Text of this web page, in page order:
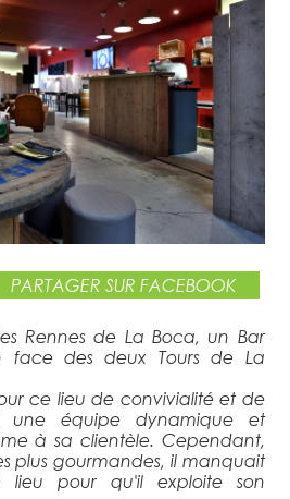
VOIR LE PROJET ›
PARTAGER SUR FACEBOOK
Rennes de La Boca, un Bar
face des deux Tours de La
ce lieu de convivialité et de
une équipe dynamique et
à sa clientèle. Cependant,
plus gourmandes, il manquait
lieu pour qu'il exploite son